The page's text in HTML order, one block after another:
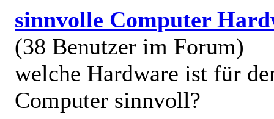
sinnvolle Computer
(38 Benutzer im Forum)
welche Hardware ist für
Computer sinnvoll?